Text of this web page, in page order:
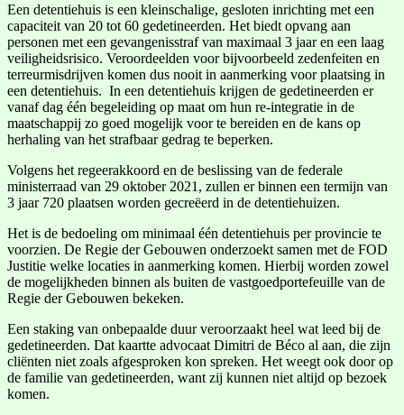
Een detentiehuis is een kleinschalige, gesloten inrichting met een
capaciteit van 20 tot 60 gedetineerden. Het biedt opvang aan
personen met een gevangenisstraf van maximaal 3 jaar en een laag
veiligheidsrisico. Veroordeelden voor bijvoorbeeld zedenfeiten en
terreurmisdrijven komen dus nooit in aanmerking voor plaatsing in
een detentiehuis. In een detentiehuis krijgen de gedetineerden er
vanaf dag één begeleiding op maat om hun re-integratie in de
maatschappij zo goed mogelijk voor te bereiden en de kans op
herhaling van het strafbaar gedrag te beperken.
Volgens het regeerakkoord en de beslissing van de federale
ministerraad van 29 oktober 2021, zullen er binnen een termijn van
3 jaar 720 plaatsen worden gecreëerd in de detentiehuizen.
Het is de bedoeling om minimaal één detentiehuis per provincie te
voorzien. De Regie der Gebouwen onderzoekt samen met de FOD
Justitie welke locaties in aanmerking komen. Hierbij worden zowel
de mogelijkheden binnen als buiten de vastgoedportefeuille van de
Regie der Gebouwen bekeken.
Een staking van onbepaalde duur veroorzaakt heel wat leed bij de
gedetineerden. Dat kaartte advocaat Dimitri de Béco al aan, die zijn
cliënten niet zoals afgesproken kon spreken. Het weegt ook door op
de familie van gedetineerden, want zij kunnen niet altijd op bezoek
komen.